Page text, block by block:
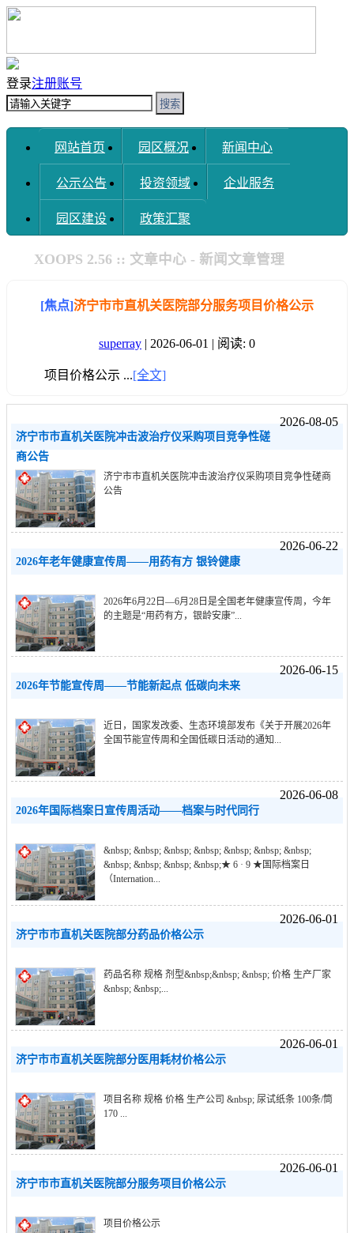
登录注册账号
搜索
网站首页 园区概况 新闻中心
公示公告 投资领域 企业服务
园区建设 政策汇聚
XOOPS 2.56 :: 文章中心 - 新闻文章管理
[焦点]济宁市市直机关医院部分服务项目价格公示
superray | 2026-06-01 | 阅读: 0
项目价格公示 ...[全文]
2026-08-05
济宁市市直机关医院冲击波治疗仪采购项目竞争性磋
商公告
济宁市市直机关医院冲击波治疗仪采购项目竞争性磋商
公告
2026-06-22
2026年老年健康宣传周——用药有方 银铃健康
2026年6月22日—6月28日是全国老年健康宣传周，今年
的主题是“用药有方，银龄安康”...
2026-06-15
2026年节能宣传周——节能新起点 低碳向未来
近日，国家发改委、生态环境部发布《关于开展2026年
全国节能宣传周和全国低碳日活动的通知...
2026-06-08
2026年国际档案日宣传周活动——档案与时代同行
&nbsp; &nbsp; &nbsp; &nbsp; &nbsp; &nbsp; &nbsp;
&nbsp; &nbsp; &nbsp; &nbsp;★ 6 · 9 ★国际档案日
（Internation...
2026-06-01
济宁市市直机关医院部分药品价格公示
药品名称 规格 剂型&nbsp;&nbsp; &nbsp; 价格 生产厂家
&nbsp; &nbsp;...
2026-06-01
济宁市市直机关医院部分医用耗材价格公示
项目名称 规格 价格 生产公司 &nbsp; 尿试纸条 100条/筒
170 ...
2026-06-01
济宁市市直机关医院部分服务项目价格公示
项目价格公示